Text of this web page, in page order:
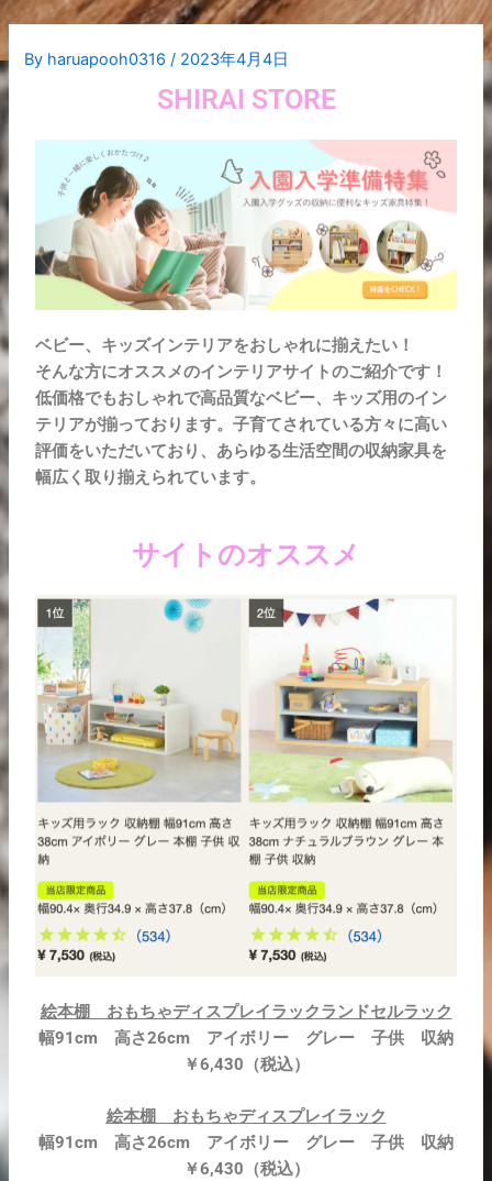
内
容
を
ス
キ
プ
By haruapooh0316/ 2023年4月4日
SHIRAI STORE
ベビー、キッズインテリアをおしゃれに揃えたい！
そんな方にオススメのインテリアサイトのご紹介です！
低価格でもおしゃれで高品質なベビー、キッズ用のイン
テリアが揃っております。子育てされている方々に高い
評価をいただいており、あらゆる生活空間の収納家具を
幅広く取り揃えられています。
サイトのオススメ
絵本棚 おもちゃディスプレイラックランドセルラック
幅91cm 高さ26cm アイボリー グレー 子供 収納
￥6,430（税込）
絵本棚 おもちゃディスプレイラック
幅91cm 高さ26cm アイボリー グレー 子供 収納
￥6,430（税込）
Post